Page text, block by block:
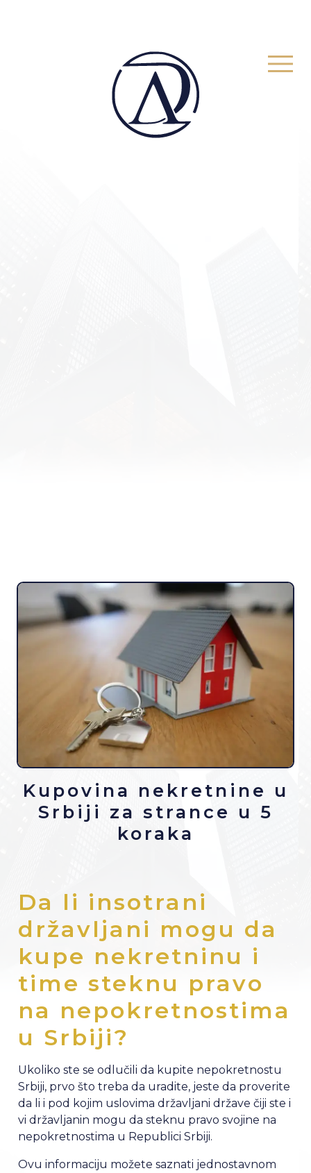
Kupovina nekretnine u
Srbiji za strance u 5
koraka
Da li insotrani
državljani mogu da
kupe nekretninu i
time steknu pravo
na nepokretnostima
u Srbiji?
Ukoliko ste se odlučili da kupite nepokretnostu
Srbiji, prvo što treba da uradite, jeste da proverite
da li i pod kojim uslovima državljani države čiji ste i
vi državljanin mogu da steknu pravo svojine na
nepokretnostima u Republici Srbiji.
Ovu informaciju možete saznati jednostavnom